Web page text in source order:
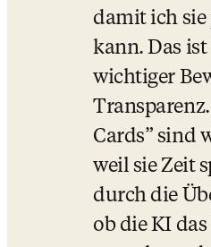
damit ich sie
kann. Das ist
wichtiger
Cards” sind
weil sie Zeit
durch die
ob die KI